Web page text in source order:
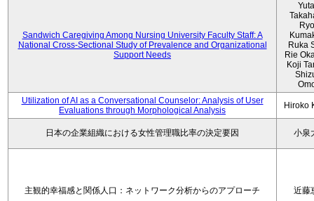
Sandwich Caregiving Among Nursing University Faculty Staff: A
National Cross-Sectional Study of Prevalence and Organizational
Support Needs
Ruka
Rie
Koji
Utilization of AI as a Conversational Counselor: Analysis of User
Evaluations through Morphological Analysis
Hiroko
日本の企業組織における女性管理職比率の決定要因 小泉
主観的幸福感と関係人口：ネットワーク分析からのアプローチ 近藤